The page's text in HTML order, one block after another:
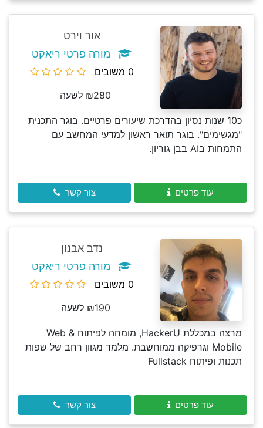
אור וירט
מורה פרטי ריאקט
0 משובים
₪280 לשעה
כ10 שנות נסיון בהדרכת שיעורים פרטיים. בוגר התכנית
"מגשימים". בוגר תואר ראשון למדעי המחשב עם
התמחות בAI בבן גוריון.
עוד פרטים צור קשר
נדב אבנון
מורה פרטי ריאקט
0 משובים
₪190 לשעה
מרצה במכללת HackerU, מומחה לפיתוח Web &
Mobile וגרפיקה ממוחשבת. מלמד מגוון רחב של שפות
תכנות ופיתוח Fullstack
עוד פרטים צור קשר